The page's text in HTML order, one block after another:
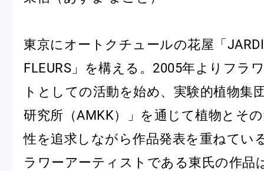
東京にオートクチュールの花屋「
FLEURS」を構える。2005年よりフラ
トとしての活動を始め、実験的植物集
研究所（AMKK）」を通じて植物とそ
性を追求しながら作品発表を重ねてい
ラワーアーティストである東氏の作品